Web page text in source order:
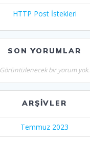
HTTP Post İstekleri
SON YORUMLAR
Görüntülenecek bir yorum yok.
ARŞIVLER
Temmuz 2023